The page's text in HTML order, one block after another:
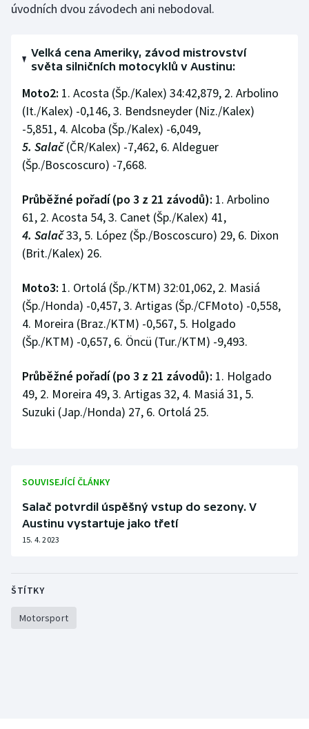
Stolní tenis
Vodní slalom
Volejbal
Ostatní
úvodních dvou závodech ani nebodoval.
Velká cena Ameriky, závod mistrovství
světa silničních motocyklů v Austinu:
Moto2: 1. Acosta (Šp./Kalex) 34:42,879, 2. Arbolino
(It./Kalex) -0,146, 3. Bendsneyder (Niz./Kalex)
-5,851, 4. Alcoba (Šp./Kalex) -6,049,
5. Salač(ČR/Kalex) -7,462, 6. Aldeguer
(Šp./Boscoscuro) -7,668.
Průběžné pořadí (po 3 z 21 závodů): 1. Arbolino
61, 2. Acosta 54, 3. Canet (Šp./Kalex) 41,
4. Salač33, 5. López (Šp./Boscoscuro) 29, 6. Dixon
(Brit./Kalex) 26.
Moto3: 1. Ortolá (Šp./KTM) 32:01,062, 2. Masiá
(Šp./Honda) -0,457, 3. Artigas (Šp./CFMoto) -0,558,
4. Moreira (Braz./KTM) -0,567, 5. Holgado
(Šp./KTM) -0,657, 6. Öncü (Tur./KTM) -9,493.
Průběžné pořadí (po 3 z 21 závodů): 1. Holgado
49, 2. Moreira 49, 3. Artigas 32, 4. Masiá 31, 5.
Suzuki (Jap./Honda) 27, 6. Ortolá 25.
SOUVISEJÍCÍ ČLÁNKY
Salač potvrdil úspěšný vstup do sezony. V
Austinu vystartuje jako třetí
15. 4. 2023
ŠTÍTKY
Motorsport